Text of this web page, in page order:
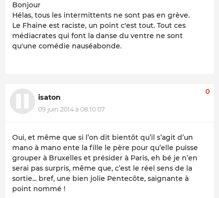
Bonjour
Hélas, tous les intermittents ne sont pas en grève.
Le Fhaine est raciste, un point c'est tout. Tout ces
médiacrates qui font la danse du ventre ne sont
qu'une comédie nauséabonde.
isaton
09 juin 2014 à 08:10:07
0
Oui, et même que si l’on dit bientôt qu’il s’agit d’un
mano à mano ente la fille le père pour qu’elle puisse
grouper à Bruxelles et présider à Paris, eh bé je n’en
serai pas surpris, même que, c’est le réel sens de la
sortie... bref, une bien jolie Pentecôte, saignante à
point nommé !